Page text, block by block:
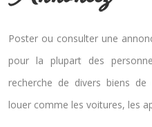
Poster ou consulter une
pour la plupart des
recherche de divers biens
louer comme les voitures, les